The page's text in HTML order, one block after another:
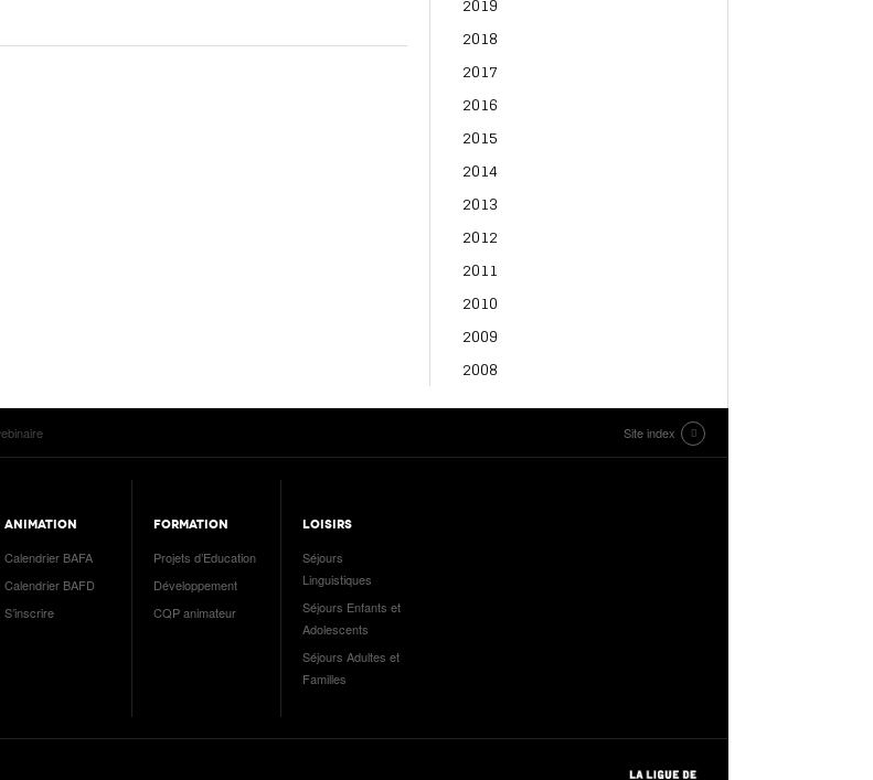
2018
2017
2016
2015
2014
2013
2012
2011
2010
2009
2008
Site index
ANIMATION
Calendrier BAFA
Calendrier BAFD
S’inscrire
FORMATION
Projets d’Education
Développement
CQP animateur
LOISIRS
Séjours
Linguistiques
Séjours Enfants et
Adolescents
Séjours Adultes et
Familles